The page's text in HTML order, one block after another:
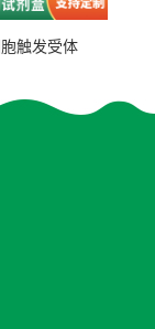
触发受体